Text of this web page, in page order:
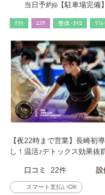
当日予約◎【駐車場完備
ﾘﾗｸ ｴｽﾃ 整体･ｶｲﾛ ﾘﾌ
【夜22時まで営業】長崎初
し！温活♪デトックス効果抜
口コミ 22件 設
スマート支払いOK